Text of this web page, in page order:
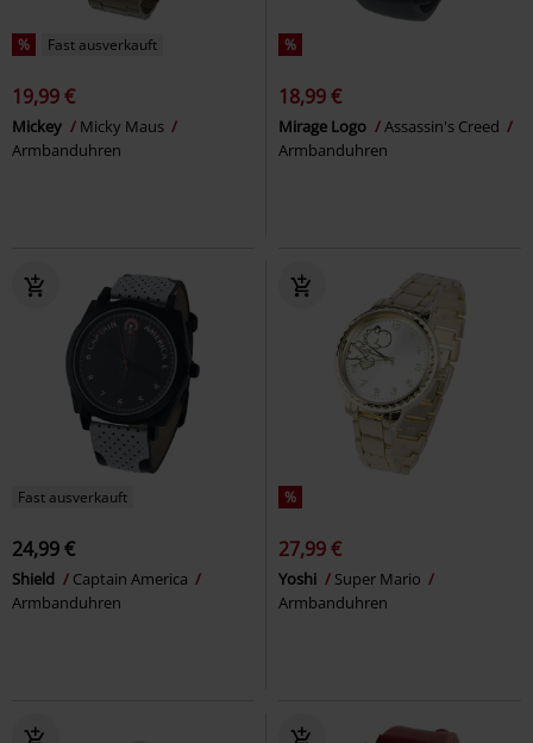
% Fast ausverkauft
19,99 €
Mickey
Micky Maus
Armbanduhren
%
18,99 €
Mirage Logo
Assassin's Creed
Armbanduhren
Fast ausverkauft
24,99 €
Shield
Captain America
Armbanduhren
%
27,99 €
Yoshi
Super Mario
Armbanduhren